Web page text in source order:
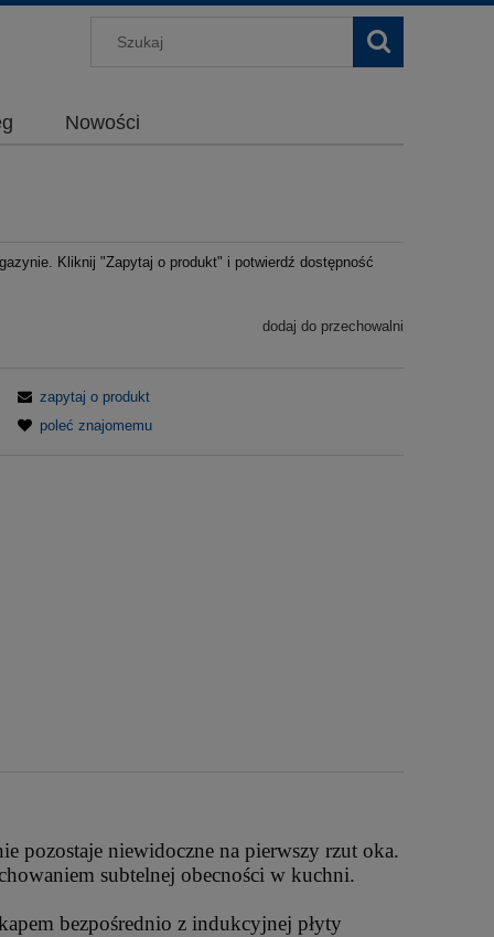
Nowości
Kliknij "Zapytaj o produkt" i potwierdź dostępność
dodaj do przechowalni
zapytaj o produkt
poleć znajomemu
pozostaje niewidoczne na pierwszy rzut oka.
subtelnej obecności w kuchni.
bezpośrednio z indukcyjnej płyty